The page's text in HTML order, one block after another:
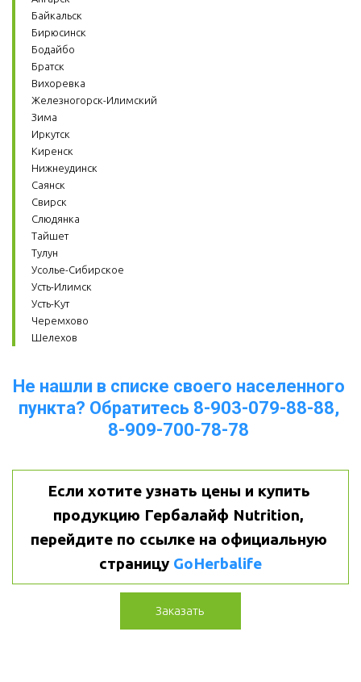
Байкальск
Бирюсинск
Бодайбо
Братск
Вихоревка
Железногорск-Илимский
Зима
Иркутск
Киренск
Нижнеудинск
Саянск
Свирск
Слюдянка
Тайшет
Тулун
Усолье-Сибирское
Усть-Илимск
Усть-Кут
Черемхово
Шелехов
Не нашли в списке своего населенного
пункта? Обратитесь 8-903-079-88-88,
8-909-700-78-78
Если хотите узнать цены и купить
продукцию Гербалайф Nutrition,
перейдите по ссылке на официальную
страницу GoHerbalife
Заказать